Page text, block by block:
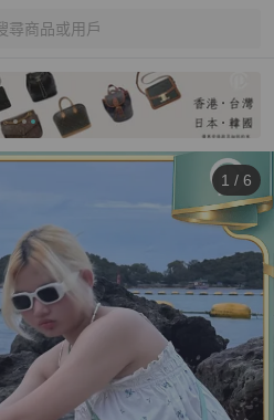
尋商品或用戶
1 / 6